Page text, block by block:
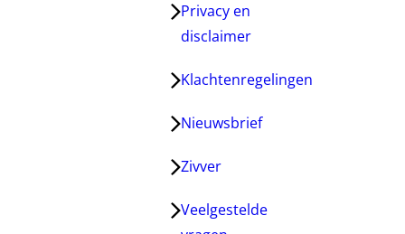
Privacy en
disclaimer
Klachtenregelingen
Nieuwsbrief
Zivver
Veelgestelde